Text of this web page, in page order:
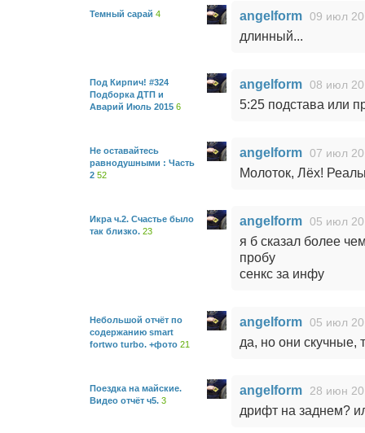
Темный сарай 4 angelform 09 июл
длинный...
Под Кирпич! #324
Подборка ДТП и
Аварий Июль 2015 6
angelform 08 июл
5:25 подстава или
Не оставайтесь
равнодушными : Часть
2 52
angelform 07 июл
Молоток, Лёх!
Икра ч.2. Счастье было
так близко. 23
angelform 05 июл
я б сказал более
пробу
сенкс за инфу
Небольшой отчёт по
содержанию smart
fortwo turbo. +фото 21
angelform 05 июл
да, но они скучные,
Поездка на майские.
Видео отчёт ч5. 3
angelform 28 июн
дрифт на заднем?